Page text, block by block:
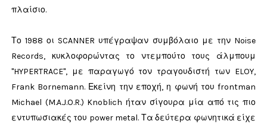
πλαίσιο.
Το 1988 οι SCANNER υπέγραψαν συμβόλαιο με την Noise
Records, κυκλοφορώντας το ντεμπούτο τους άλμπουμ
"HYPERTRACE", με παραγωγό τον τραγουδιστή των ELOY,
Frank Bornemann. Εκείνη την εποχή, η φωνή του frontman
Michael (M.A.J.O.R.) Knoblich ήταν σίγουρα μία από τις πιο
εντυπωσιακές του power metal. Τα δεύτερα φωνητικά είχε